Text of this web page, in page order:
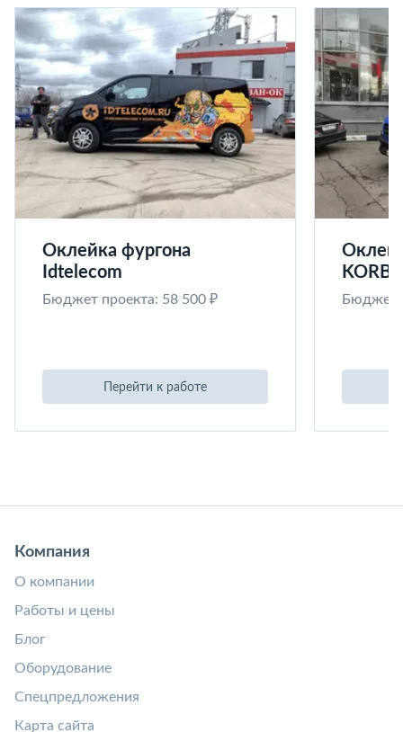
Оклейка фургона
Idtelecom
Бюджет проекта: 58 500 ₽
Перейти к работе
KORB
Бюджет
Компания
О компании
Работы и цены
Блог
Оборудование
Спецпредложения
Карта сайта